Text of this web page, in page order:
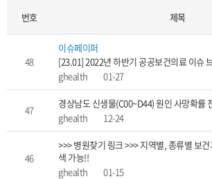
번호 제목
48
이슈페이퍼
[23.01] 2022년 하반기 공공보건의료 이슈
ghealth
01-27
47
경상남도 신생물(C00~D44) 원인 사망확률
ghealth
12-24
46
>>> 병원찾기 링크 >>> 지역별, 종류별 보
색 가능!!
ghealth
01-15